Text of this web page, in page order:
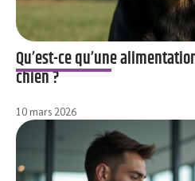
Qu’est-ce qu’une
chien ?
10 mars 2026